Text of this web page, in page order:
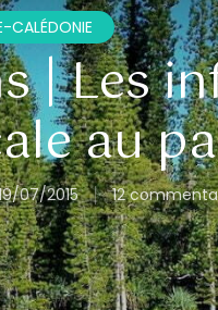
CALÉDONIE
| Les
au
07/2015 12